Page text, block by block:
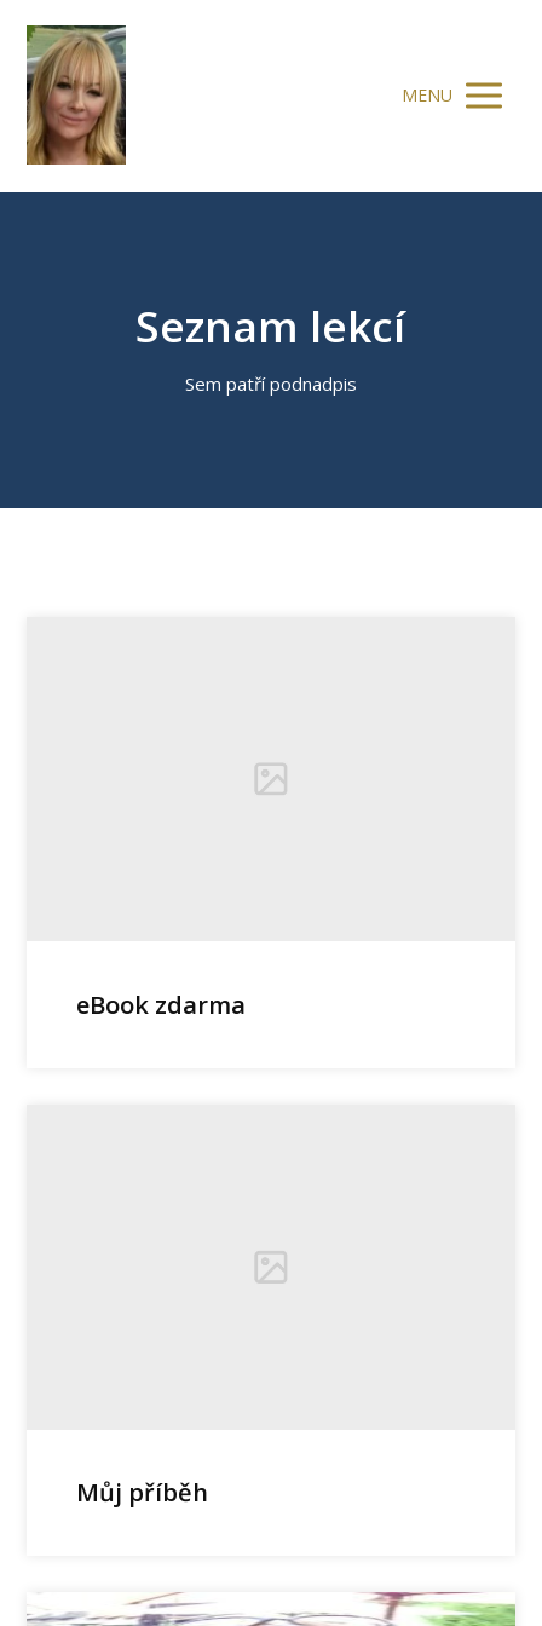
MENU
Seznam lekcí
Sem patří podnadpis
eBook zdarma
Můj příběh